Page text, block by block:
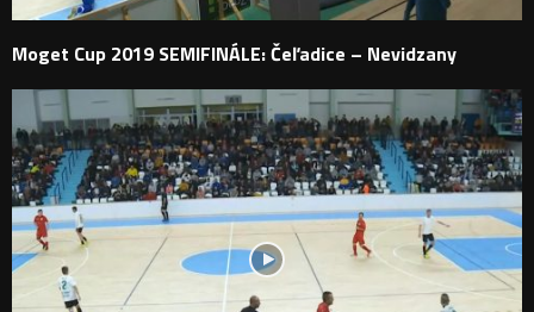
Moget Cup 2019 SEMIFINÁLE: Čeľadice – Nevidzany